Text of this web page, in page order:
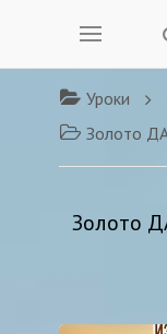
Уроки
Золото ДАО -
Золото